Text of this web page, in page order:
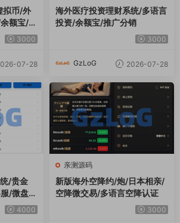
拟币/外
额宝/信
3000
07-28
海外医疗投资理财系统/多语言
投资/余额宝/推广分销
3000
GzLoG 2026-07-28
/贵金
/微盘系
4000
亲测源码
新版海外空降约/炮/日本相亲/
空降微交易/多语言空降认证
3000